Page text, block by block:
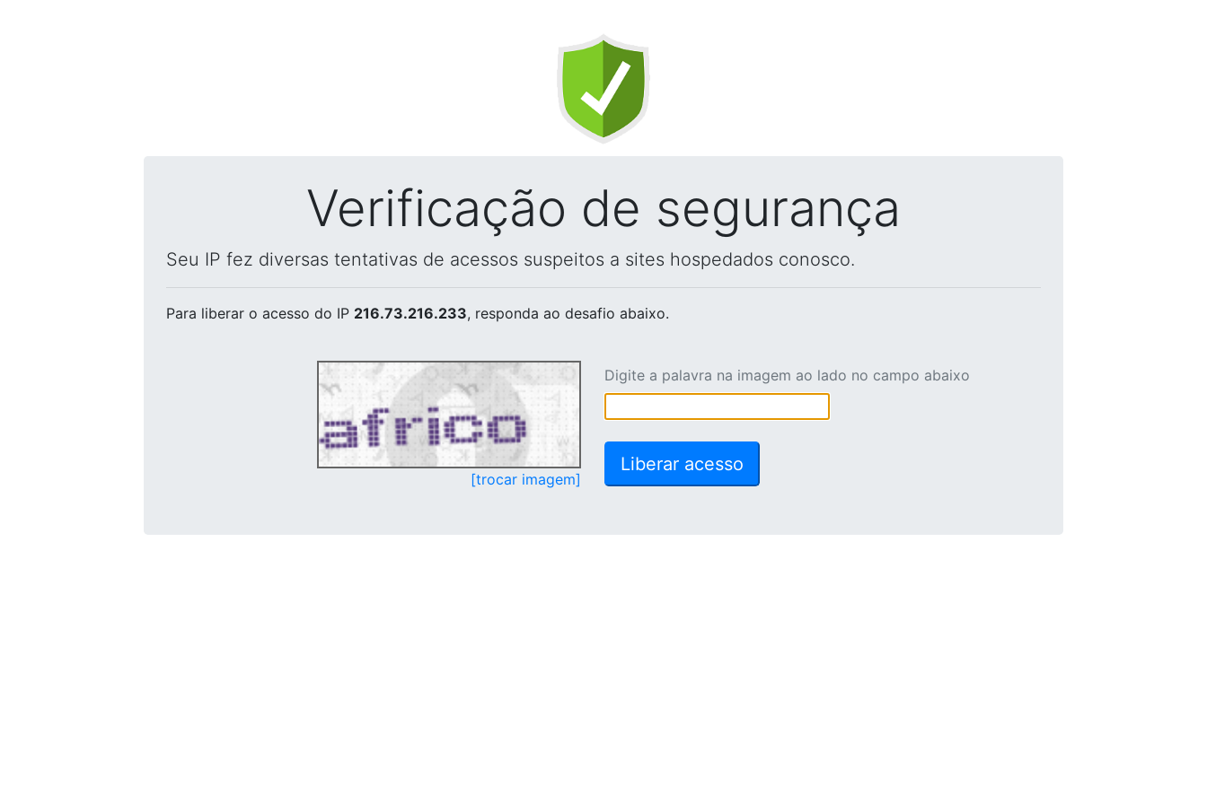
Verificação de segurança
Seu IP fez diversas tentativas de acessos suspeitos a sites hospedados conosco.
Para liberar o acesso do IP 216.73.216.233, responda ao desafio abaixo.
[trocar imagem]
Digite a palavra na imagem ao lado no campo abaixo